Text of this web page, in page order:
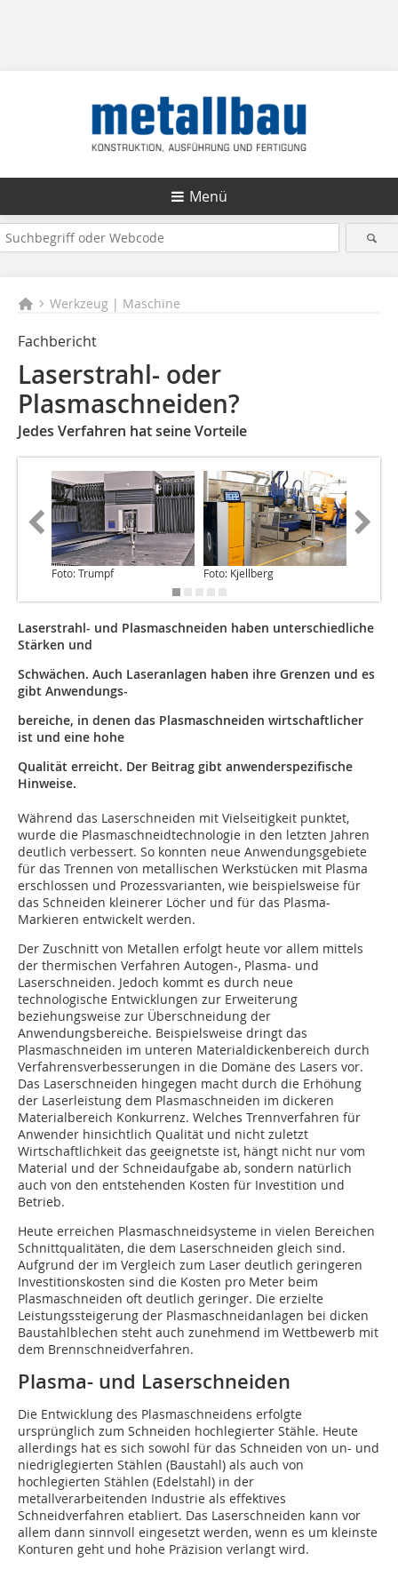
Menü
Werkzeug | Maschine
Fachbericht
Laserstrahl- oder
Plasmaschneiden?
Jedes Verfahren hat seine Vorteile
Foto: Trumpf Foto: Kjellberg
Laserstrahl- und Plasmaschneiden haben unterschiedliche
Stärken und
Schwächen. Auch Laseranlagen haben ihre Grenzen und es
gibt Anwendungs-
bereiche, in denen das Plasmaschneiden wirtschaftlicher
ist und eine hohe
Qualität erreicht. Der Beitrag gibt anwenderspezifische
Hinweise.
Während das Laserschneiden mit Vielseitigkeit punktet,
wurde die Plasmaschneidtechnologie in den letzten Jahren
deutlich verbessert. So konnten neue Anwendungsgebiete
für das Trennen von metallischen Werkstücken mit Plasma
erschlossen und Prozessvarianten, wie beispielsweise für
das Schneiden kleinerer Löcher und für das Plasma-
Markieren entwickelt werden.
Der Zuschnitt von Metallen erfolgt heute vor allem mittels
der thermischen Verfahren Autogen-, Plasma- und
Laserschneiden. Jedoch kommt es durch neue
technologische Entwicklungen zur Erweiterung
beziehungsweise zur Überschneidung der
Anwendungsbereiche. Beispielsweise dringt das
Plasmaschneiden im unteren Materialdickenbereich durch
Verfahrensverbesserungen in die Domäne des Lasers vor.
Das Laserschneiden hingegen macht durch die Erhöhung
der Laserleistung dem Plasmaschneiden im dickeren
Materialbereich Konkurrenz. Welches Trennverfahren für
Anwender hinsichtlich Qualität und nicht zuletzt
Wirtschaftlichkeit das geeignetste ist, hängt nicht nur vom
Material und der Schneidaufgabe ab, sondern natürlich
auch von den entstehenden Kosten für Investition und
Betrieb.
Heute erreichen Plasmaschneidsysteme in vielen Bereichen
Schnittqualitäten, die dem Laserschneiden gleich sind.
Aufgrund der im Vergleich zum Laser deutlich geringeren
Investitionskosten sind die Kosten pro Meter beim
Plasmaschneiden oft deutlich geringer. Die erzielte
Leistungssteigerung der Plasmaschneidanlagen bei dicken
Baustahlblechen steht auch zunehmend im Wettbewerb mit
dem Brennschneidverfahren.
Plasma- und Laserschneiden
Die Entwicklung des Plasmaschneidens erfolgte
ursprünglich zum Schneiden hochlegierter Stähle. Heute
allerdings hat es sich sowohl für das Schneiden von un- und
niedriglegierten Stählen (Baustahl) als auch von
hochlegierten Stählen (Edelstahl) in der
metallverarbeitenden Industrie als effektives
Schneidverfahren etabliert. Das Laserschneiden kann vor
allem dann sinnvoll eingesetzt werden, wenn es um kleinste
Konturen geht und hohe Präzision verlangt wird.